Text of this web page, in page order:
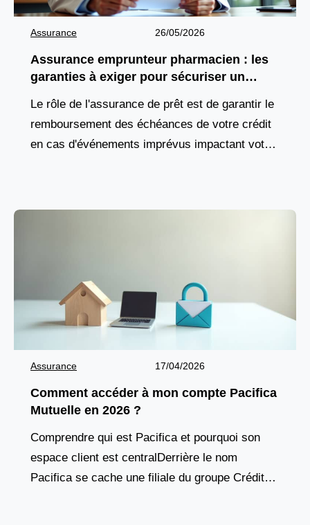
Assurance 26/05/2026
Assurance emprunteur pharmacien : les
garanties à exiger pour sécuriser un
Le rôle de l'assurance de prêt est de garantir le
remboursement des échéances de votre crédit
en cas d'événements imprévus impactant votre
Assurance 17/04/2026
Comment accéder à mon compte Pacifica
Mutuelle en 2026 ?
Comprendre qui est Pacifica et pourquoi son
espace client est centralDerrière le nom
Pacifica se cache une filiale du groupe Crédit